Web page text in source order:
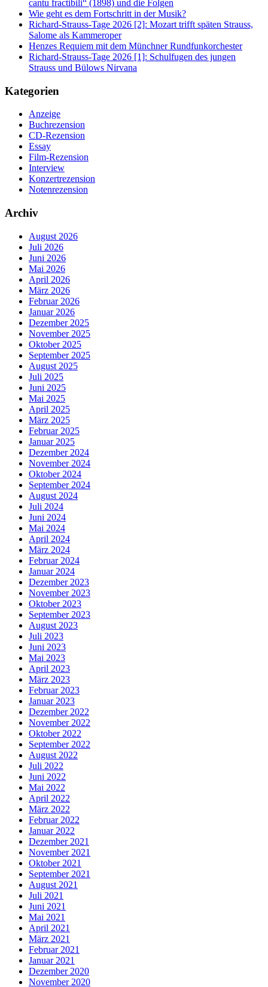
cantu fractibili“ (1898) und die Folgen
Wie geht es dem Fortschritt in der Musik?
Richard-Strauss-Tage 2026 [2]: Mozart trifft späten Strauss,
Salome als Kammeroper
Henzes Requiem mit dem Münchner Rundfunkorchester
Richard-Strauss-Tage 2026 [1]: Schulfugen des jungen
Strauss und Bülows Nirvana
Kategorien
Anzeige
Buchrezension
CD-Rezension
Essay
Film-Rezension
Interview
Konzertrezension
Notenrezension
Archiv
August 2026
Juli 2026
Juni 2026
Mai 2026
April 2026
März 2026
Februar 2026
Januar 2026
Dezember 2025
November 2025
Oktober 2025
September 2025
August 2025
Juli 2025
Juni 2025
Mai 2025
April 2025
März 2025
Februar 2025
Januar 2025
Dezember 2024
November 2024
Oktober 2024
September 2024
August 2024
Juli 2024
Juni 2024
Mai 2024
April 2024
März 2024
Februar 2024
Januar 2024
Dezember 2023
November 2023
Oktober 2023
September 2023
August 2023
Juli 2023
Juni 2023
Mai 2023
April 2023
März 2023
Februar 2023
Januar 2023
Dezember 2022
November 2022
Oktober 2022
September 2022
August 2022
Juli 2022
Juni 2022
Mai 2022
April 2022
März 2022
Februar 2022
Januar 2022
Dezember 2021
November 2021
Oktober 2021
September 2021
August 2021
Juli 2021
Juni 2021
Mai 2021
April 2021
März 2021
Februar 2021
Januar 2021
Dezember 2020
November 2020